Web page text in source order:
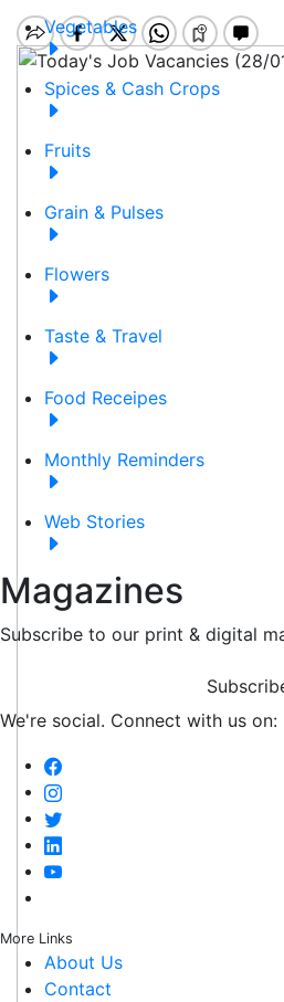
Vegetables
Spices & Cash Crops
Fruits
Grain & Pulses
Flowers
Taste & Travel
Food Receipes
Monthly Reminders
Web Stories
Magazines
Subscribe to our print & digital
We're social. Connect with us on:
More Links
About Us
Contact